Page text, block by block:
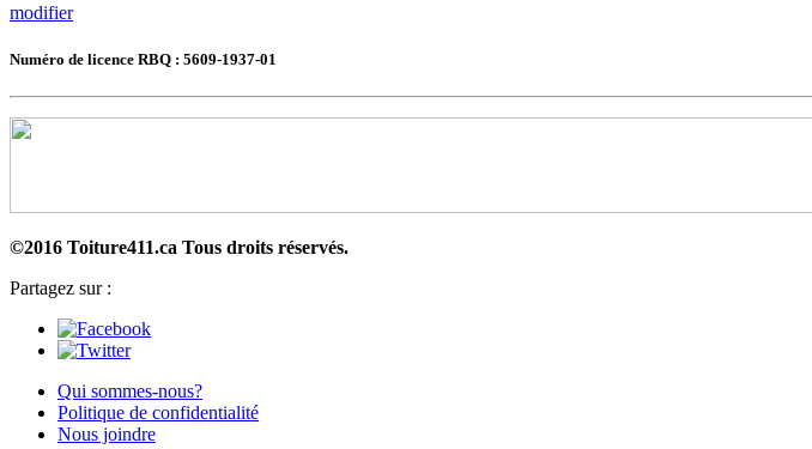
modifier
Numéro de licence RBQ : 5609-1937-01
©2016 Toiture411.ca Tous droits réservés.
Partagez sur :
Qui sommes-nous?
Politique de confidentialité
Nous joindre